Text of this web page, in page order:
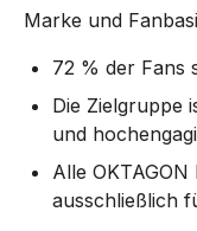
Marke und
72 % der Fans
Die Zielgruppe
und
Alle
ausschließlich